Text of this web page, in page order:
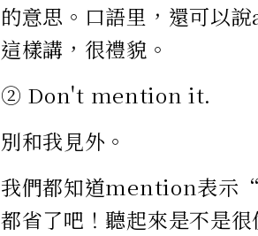
的意思。口語里，還可以
這樣講，很禮貌。
② Don't mention it.
別和我見外。
我們都知道mention表示
都省了吧！聽起來是不是